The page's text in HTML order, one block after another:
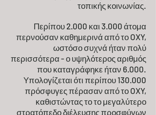
τοπικής κοινωνίας.
Περίπου 2.000 και 3.000 άτομα
περνούσαν καθημερινά από το OXY,
ωστόσο συχνά ήταν πολύ
περισσότερα - ο υψηλότερος αριθμός
που καταγράφηκε ήταν 6.000.
Υπολογίζεται ότι περίπου 130.000
πρόσφυγες πέρασαν από το OXY,
καθιστώντας το το μεγαλύτερο
στρατόπεδο διέλευσης προσφύγων